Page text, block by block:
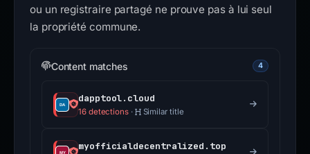
ou un registraire partagé ne prouve pas à lui seul
la propriété commune.
Content matches 4
dapptool.cloud
16 detections· Similar title
myofficialdecentralized.top